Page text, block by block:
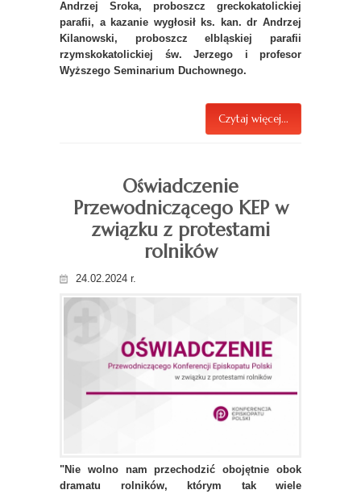
Andrzej Sroka, proboszcz greckokatolickiej
parafii, a kazanie wygłosił ks. kan. dr Andrzej
Kilanowski, proboszcz elbląskiej parafii
rzymskokatolickiej św. Jerzego i profesor
Wyższego Seminarium Duchownego.
Czytaj więcej...
Oświadczenie
Przewodniczącego KEP w
związku z protestami
rolników
24.02.2024 r.
"Nie wolno nam przechodzić obojętnie obok
dramatu rolników, którym tak wiele